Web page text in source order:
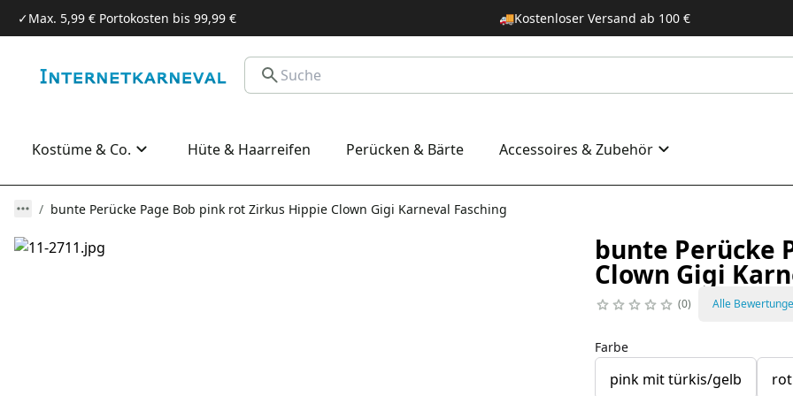
✓Max. 5,99 € Portokosten bis 99,99 € 🚚Kostenloser Versand ab 100 €
Kostüme & Co. Hüte & Haarreifen Perücken & Bärte Accessoires & Zubehör
bunte Perücke Page Bob pink rot Zirkus Hippie Clown Gigi Karneval Fasching
bunte Perücke
Clown Gigi
0 Alle
Farbe
pink mit türkis/gelb